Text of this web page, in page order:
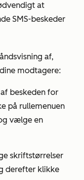
at
SMS-beskeder
af,
modtagere:
beskeden for
på rullemenuen
vælge en
skriftstørrelser
derefter klikke